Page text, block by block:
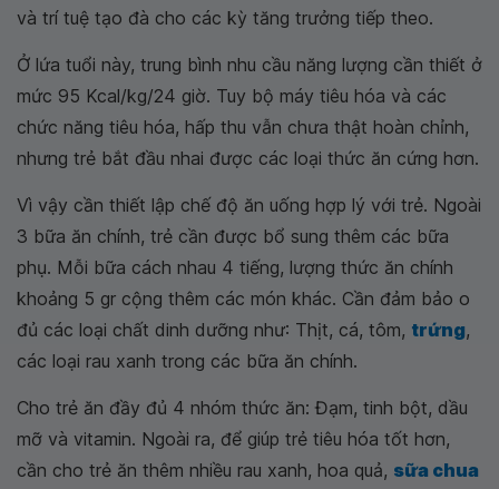
và trí tuệ tạo đà cho các kỳ tăng trưởng tiếp theo.
Ở lứa tuổi này, trung bình nhu cầu năng lượng cần thiết ở
mức 95 Kcal/kg/24 giờ. Tuy bộ máy tiêu hóa và các
chức năng tiêu hóa, hấp thu vẫn chưa thật hoàn chỉnh,
nhưng trẻ bắt đầu nhai được các loại thức ăn cứng hơn.
Vì vậy cần thiết lập chế độ ăn uống hợp lý với trẻ. Ngoài
3 bữa ăn chính, trẻ cần được bổ sung thêm các bữa
phụ. Mỗi bữa cách nhau 4 tiếng, lượng thức ăn chính
khoảng 5 gr cộng thêm các món khác. Cần đảm bảo o
đủ các loại chất dinh dưỡng như: Thịt, cá, tôm, trứng,
các loại rau xanh trong các bữa ăn chính.
Cho trẻ ăn đầy đủ 4 nhóm thức ăn: Đạm, tinh bột, dầu
mỡ và vitamin. Ngoài ra, để giúp trẻ tiêu hóa tốt hơn,
cần cho trẻ ăn thêm nhiều rau xanh, hoa quả, sữa chua